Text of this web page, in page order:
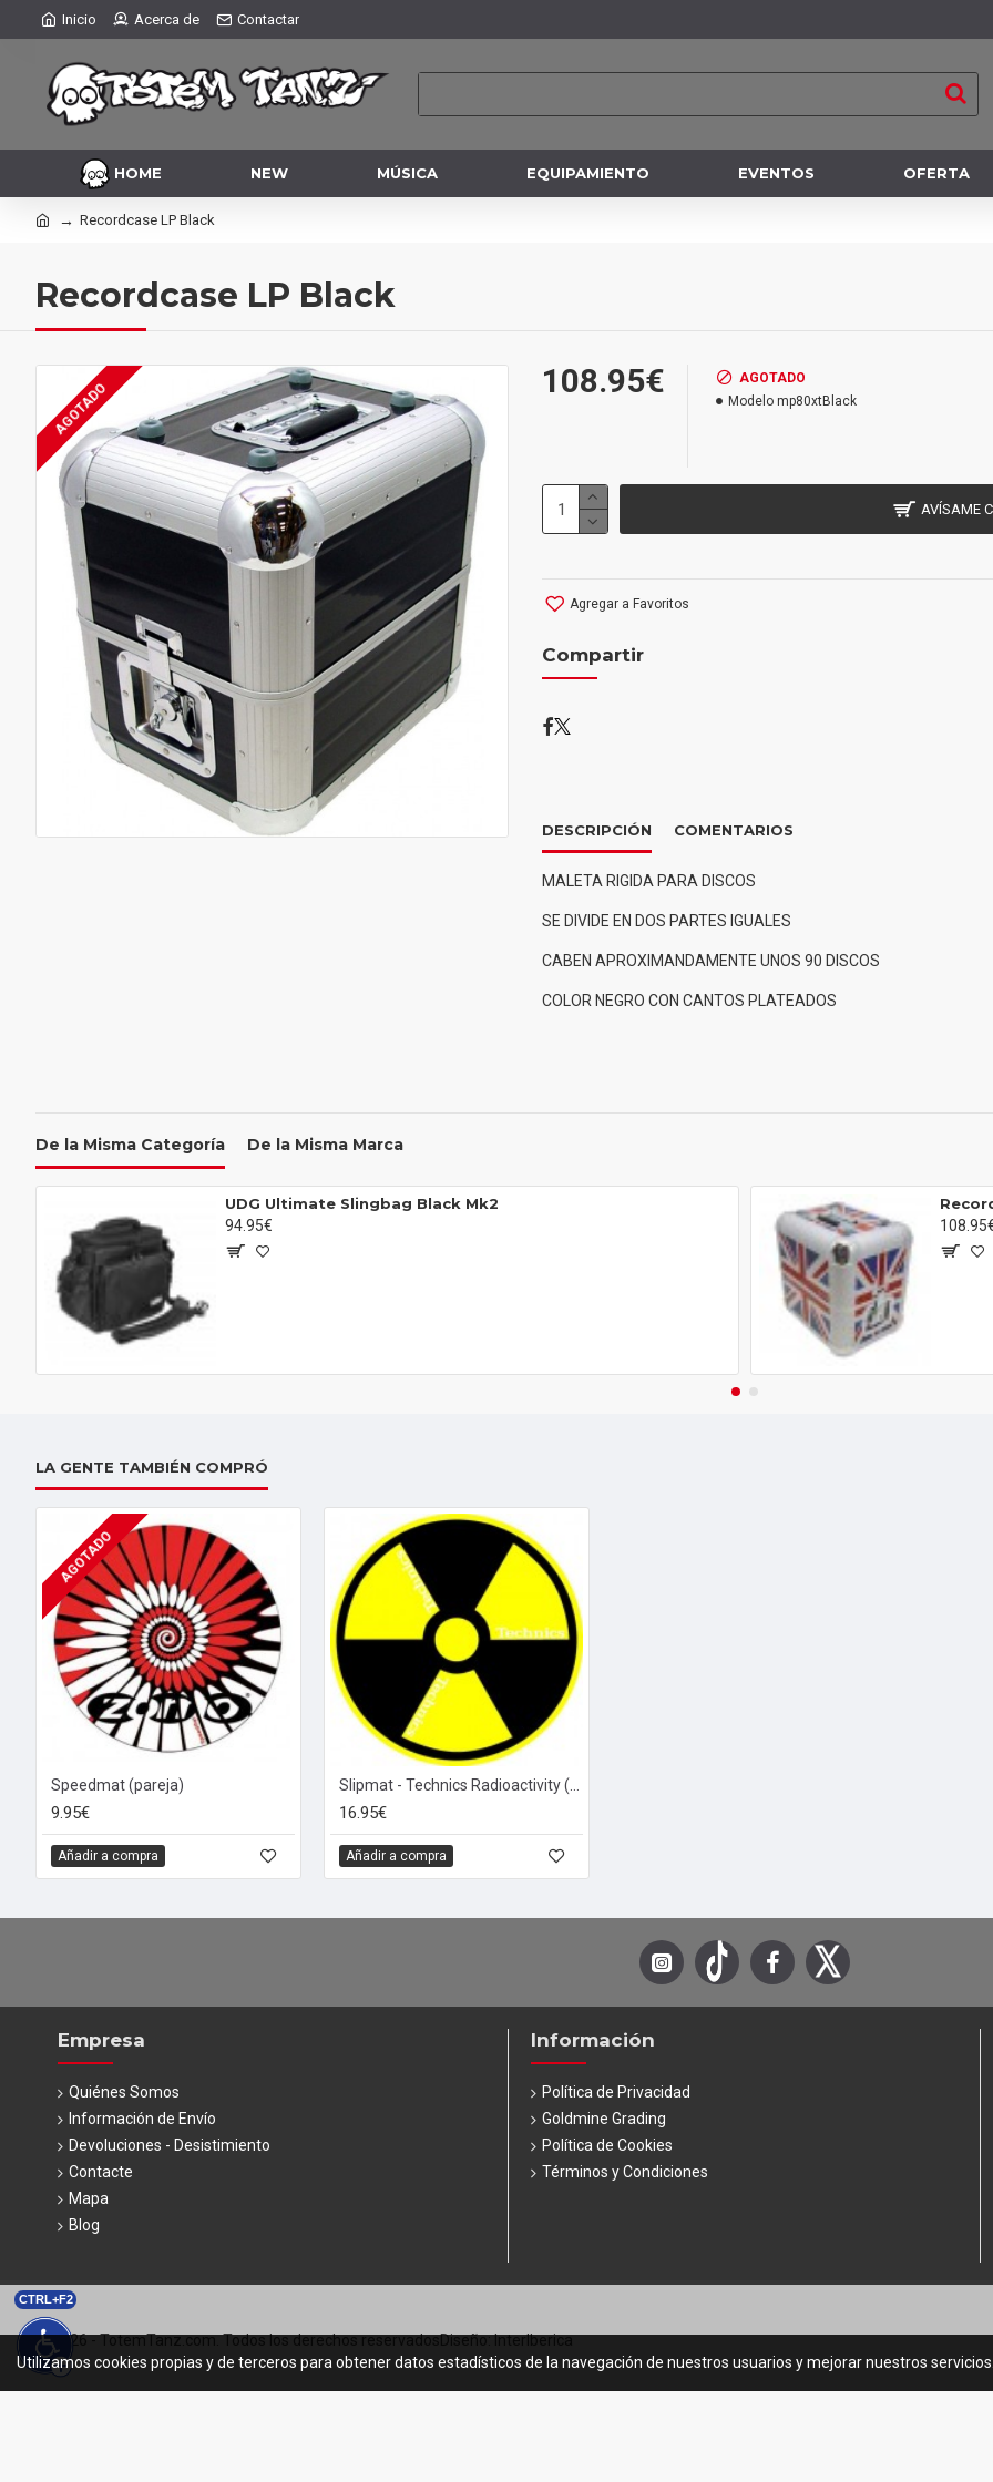
CTRL+F2
Inicio Acerca de Contactar
HOME NEW MÚSICA EQUIPAMIENTO EVENTOS OFERTA
Recordcase LP Black
Recordcase LP Black
AGOTADO 108.95€
AGOTADO
Modelo mp80xtBlack
AVÍSAME
Agregar a Favoritos
Compartir
DESCRIPCIÓN COMENTARIOS
MALETA RIGIDA PARA DISCOS
SE DIVIDE EN DOS PARTES IGUALES
CABEN APROXIMANDAMENTE UNOS 90 DISCOS
COLOR NEGRO CON CANTOS PLATEADOS
De la Misma Categoría De la Misma Marca
UDG Ultimate Slingbag Black Mk2
94.95€
LA GENTE TAMBIÉN COMPRÓ
AGOTADO
Speedmat (pareja)
9.95€
Añadir a compra
16.95€
Añadir a compra
Empresa
Quiénes Somos
Información de Envío
Devoluciones - Desistimiento
Contacte
Mapa
Blog
Información
Política de Privacidad
Goldmine Grading
Política de Cookies
Términos y Condiciones
© 2026 - TotemTanz.com. Todos los derechos reservadosDiseño: InterIberica
Utilizamos cookies propias y de terceros para obtener datos estadísticos de la navegación de nuestros usuarios y mejorar nuestros